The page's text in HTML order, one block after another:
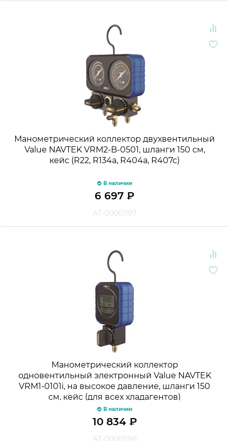
Манометрический коллектор двухвентильный
Value NAVTEK VRM2-B-0501, шланги 150 см,
кейс (R22, R134a, R404a, R407c)
В наличии
6 697 ₽
АТ-00001197
Манометрический коллектор
одновентильный электронный Value NAVTEK
VRM1-0101i, на высокое давление, шланги 150
см, кейс (для всех хладагентов)
В наличии
10 834 ₽
АТ-00001198